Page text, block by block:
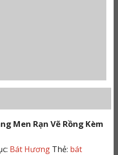
Men Rạn Vẽ Rồng Kèm
Bát Hương Thẻ: bát